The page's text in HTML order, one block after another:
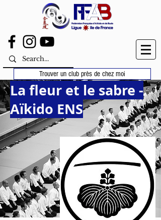
Trouver un club près de chez moi
La fleur et le sabre -
Aïkido ENS